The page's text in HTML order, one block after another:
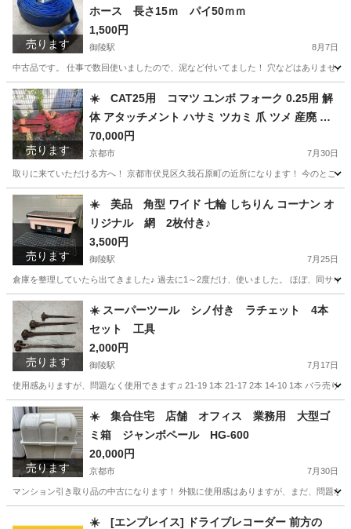
売ります
ホース 長さ15ｍ パイ50ｍｍ
1,500円
御陵駅 8月7日
中古品です。 仕事で数回使いましたので、泥など付いてました！ 穴などはありま
京都 京都市 その他
売ります
☀️ CAT25用 コマツ ユンボ フォーク 0.25用 解
体 アタッチメント ハサミ ツカミ 爪 ツメ 産廃 重
機 建機
70,000円
京都市 7月30日
取りに来ていただける方へ！ 京都市伏見区久我石原町の近所になります！ 今のとこ
京都 京都市 その他
売ります
☀️ 美品 角型 ワイド 七輪 しちりん コーナン オ
リジナル 網 2枚付き♪
3,500円
御陵駅 7月25日
倉庫を整理していたら出てきました♪ 過去に1～2度だけ、使いました。 ほぼ、同サイ
京都 京都市
売ります
☀️ スーパーツール シノ付き ラチェット 4本
セット 工具
2,000円
御陵駅 7月17日
使用感ありますが、問題なく使用できます♫ 21-19 1本 21-17 2本 14-10 1本 バラ売り
京都 京都市 御陵駅 その他 スーパーツール
売ります
☀️ 集合住宅 店舗 オフィス 業務用 大型ゴ
ミ箱 ジャンボペール HG-600
20,000円
京都市 7月30日
マンション引き取り品の中古になります！ 外観に使用感はありますが、まだ、問題
☀️ [エンプレイス] ドライブレコーダー 前方の